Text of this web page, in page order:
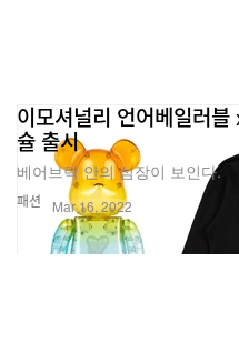
패션
이모셔널리 언어베일러
슐 출시
베어브릭 안의 심장이 보인다.
Mar 16, 2022